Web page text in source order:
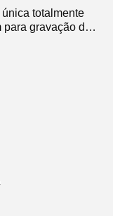
totalmente
para gravação de